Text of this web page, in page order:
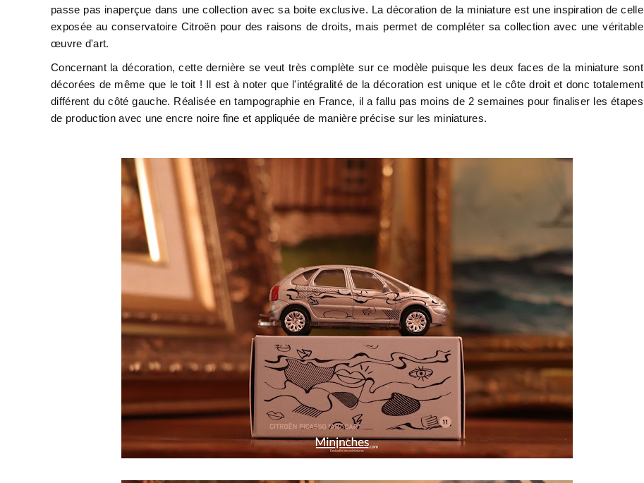
passe pas inaperçue dans une collection avec sa boite exclusive. La décoration de la miniature est une inspiration de celle
exposée au conservatoire Citroën pour des raisons de droits, mais permet de compléter sa collection avec une véritable
œuvre d'art.
Concernant la décoration, cette dernière se veut très complète sur ce modèle puisque les deux faces de la miniature sont
décorées de même que le toit ! Il est à noter que l'intégralité de la décoration est unique et le côte droit et donc totalement
différent du côté gauche. Réalisée en tampographie en France, il a fallu pas moins de 2 semaines pour finaliser les étapes
de production avec une encre noire fine et appliquée de manière précise sur les miniatures.